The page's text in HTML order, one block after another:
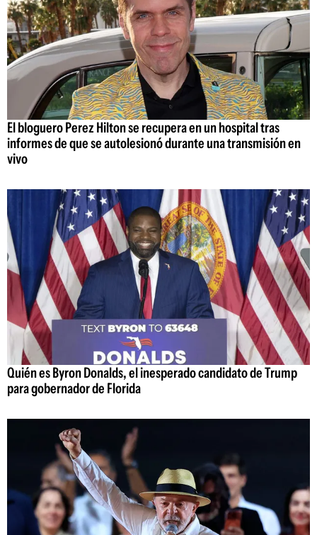
El bloguero Perez Hilton se recupera en un hospital tras
informes de que se autolesionó durante una transmisión en
vivo
Quién es Byron Donalds, el inesperado candidato de Trump
para gobernador de Florida